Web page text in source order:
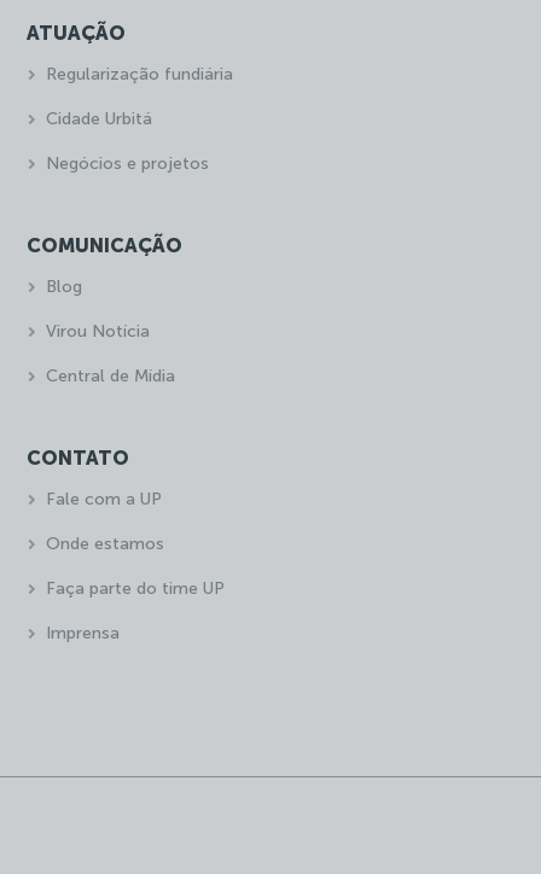
ATUAÇÃO
Regularização fundiária
Cidade Urbitá
Negócios e projetos
COMUNICAÇÃO
Blog
Virou Notícia
Central de Mídia
CONTATO
Fale com a UP
Onde estamos
Faça parte do time UP
Imprensa